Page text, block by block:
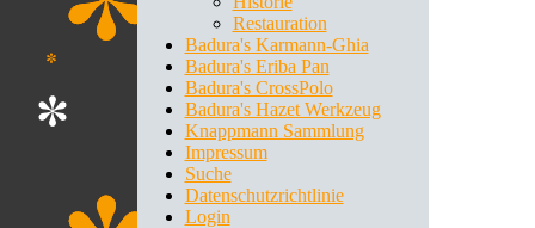
Restauration
Badura's Karmann-Ghia
Badura's Eriba Pan
Badura's CrossPolo
Badura's Hazet Werkzeug
Knappmann Sammlung
Impressum
Suche
Datenschutzrichtlinie
Login